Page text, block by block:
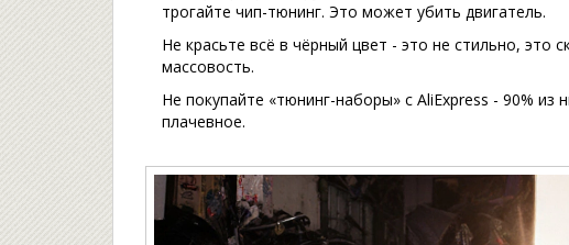
трогайте чип-тюнинг. Это может убить двигатель.
Не красьте всё в чёрный цвет - это не стильно, это
массовость.
Не покупайте «тюнинг-наборы» с AliExpress - 90% из
плачевное.